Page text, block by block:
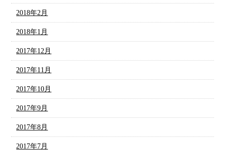
2018年2月
2018年1月
2017年12月
2017年11月
2017年10月
2017年9月
2017年8月
2017年7月